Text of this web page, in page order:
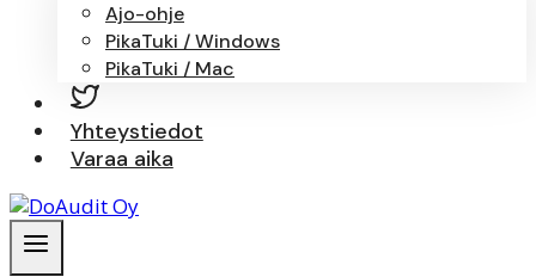
Ajo-ohje
PikaTuki / Windows
PikaTuki / Mac
Yhteystiedot
Varaa aika